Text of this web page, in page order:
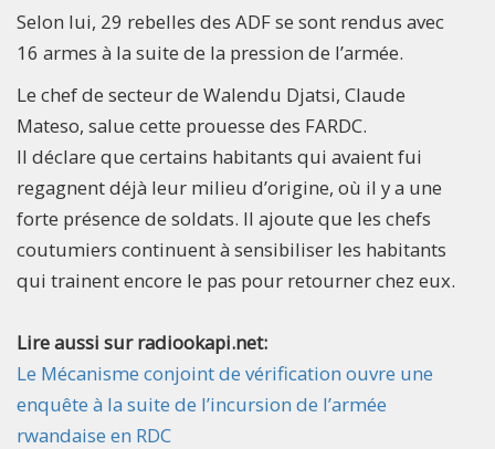
Selon lui, 29 rebelles des ADF se sont rendus avec
16 armes à la suite de la pression de l’armée.
Le chef de secteur de Walendu Djatsi, Claude
Mateso, salue cette prouesse des FARDC.
Il déclare que certains habitants qui avaient fui
regagnent déjà leur milieu d’origine, où il y a une
forte présence de soldats. Il ajoute que les chefs
coutumiers continuent à sensibiliser les habitants
qui trainent encore le pas pour retourner chez eux.
Lire aussi sur radiookapi.net:
Le Mécanisme conjoint de vérification ouvre une
enquête à la suite de l’incursion de l’armée
rwandaise en RDC